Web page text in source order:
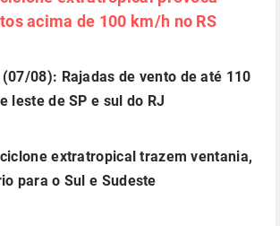
acima de 100 km/h no RS
08): Rajadas de vento de até 110
leste de SP e sul do RJ
extratropical trazem ventania,
para o Sul e Sudeste